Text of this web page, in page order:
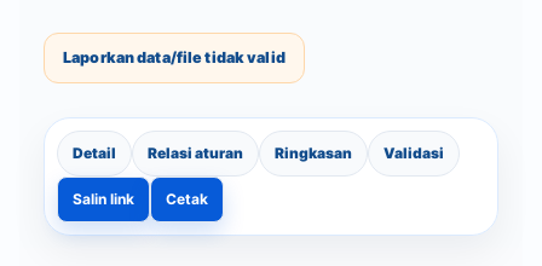
Laporkan data/file tidak valid
Detail Relasi aturan Ringkasan Validasi
Salin link Cetak